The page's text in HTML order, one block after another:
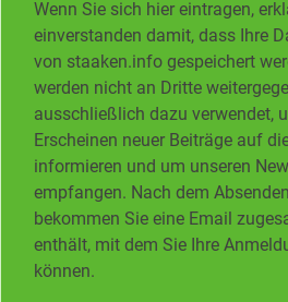
Wenn Sie sich hier eintragen,
einverstanden damit, dass Ihre
von staaken.info gespeichert
werden nicht an Dritte
ausschließlich dazu verwendet,
Erscheinen neuer Beiträge auf
informieren und um unseren
empfangen. Nach dem
bekommen Sie eine Email
enthält, mit dem Sie Ihre
können.